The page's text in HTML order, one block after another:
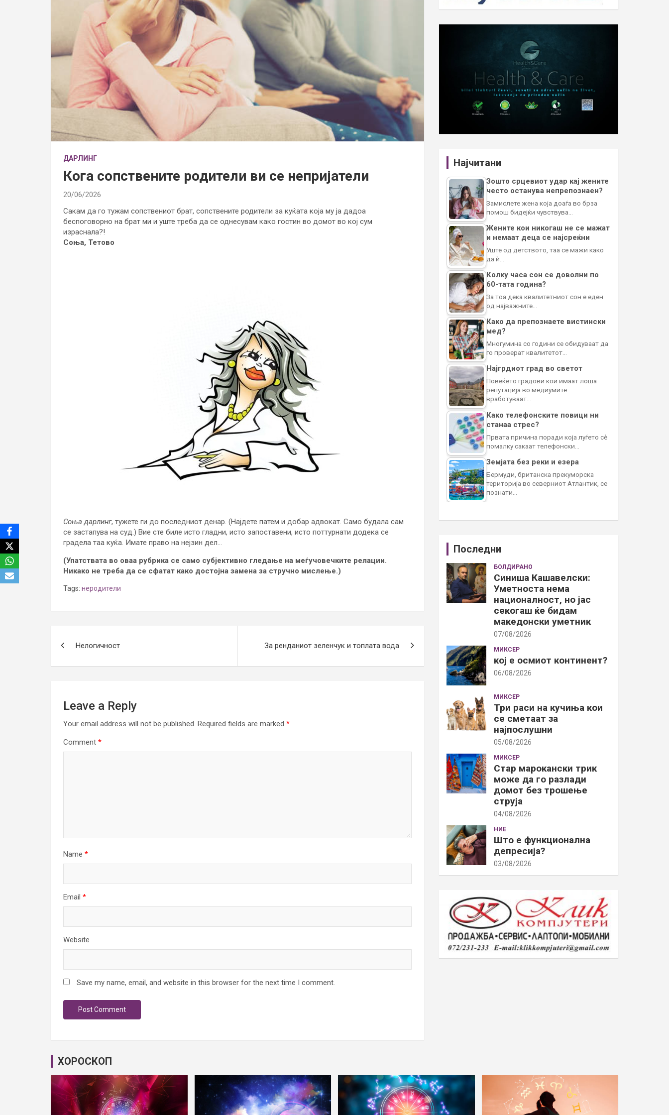
ДАРЛИНГ
Кога сопствените родители ви се непријатели
20/06/2026
Сакам да го тужам сопствениот брат, сопствените родители за куќата која му ја дадоа
беспоговорно на брат ми и уште треба да се однесувам како гостин во домот во кој сум
израснала?!
Соња, Тетово
Соња дарлинг, тужете ги до последниот денар. (Најдете патем и добар адвокат. Само будала сам
се застапува на суд.) Вие сте биле исто гладни, исто запоставени, исто поттурнати додека се
градела таа куќа. Имате право на нејзин дел…
(Упатствата во оваа рубрика се само субјективно гледање на меѓучовечките релации.
Никако не треба да се сфатат како достојна замена за стручно мислење.)
Tags: неродители
Нелогичност За ренданиот зеленчук и топлата вода
Leave a Reply
Your email address will not be published. Required fields are marked *
Comment *
Name *
Email *
Website
Save my name, email, and website in this browser for the next time I comment.
Најчитани
Зошто срцевиот удар кај жените
често останува непрепознаен?
Замислете жена која доаѓа во брза
помош бидејќи чувствува…
Жените кои никогаш не се мажат
и немаат деца се најсреќни
Уште од детството, таа се мажи како
да ѝ…
Колку часа сон се доволни по
60-тата година?
За тоа дека квалитетниот сон е еден
од најважните…
Како да препознаете вистински
мед?
Многумина со години се обидуваат да
го проверат квалитетот…
Најгрдиот град во светот
Повеќето градови кои имаат лоша
репутација во медиумите
вработуваат…
Како телефонските повици ни
станаа стрес?
Првата причина поради која луѓето сè
помалку сакаат телефонски…
Земјата без реки и езера
Бермуди, британска прекуморска
територија во северниот Атлантик, се
познати…
Последни
БОЛДИРАНО
Синиша Кашавелски:
Уметноста нема
националност, но јас
секогаш ќе бидам
македонски уметник
07/08/2026
МИКСЕР
кој е осмиот континент?
06/08/2026
МИКСЕР
Три раси на кучиња кои
се сметаат за
најпослушни
05/08/2026
МИКСЕР
Стар марокански трик
може да го разлади
домот без трошење
струја
04/08/2026
НИЕ
Што е функционална
депресија?
03/08/2026
ХОРОСКОП